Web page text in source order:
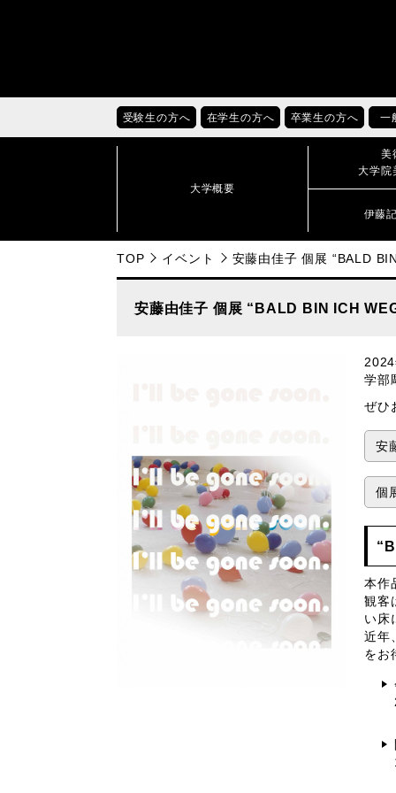
受験生の方へ 在学生の方へ 卒業生の方へ 一
大学概要
美
大学院
伊藤
TOP イベント 安藤由佳子 個展 “BALD
安藤由佳子 個展 “BALD BIN ICH
学部
ぜひ
安
個
本作
観客
い床
近年
をお